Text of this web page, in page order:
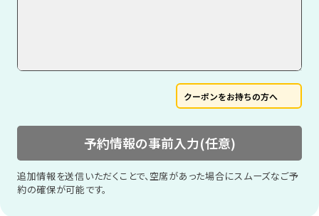
クーポンをお持ちの方へ
予約情報の事前入力(任意)
追加情報を送信いただくことで、空席があった場合にスムーズなご予
約の確保が可能です。